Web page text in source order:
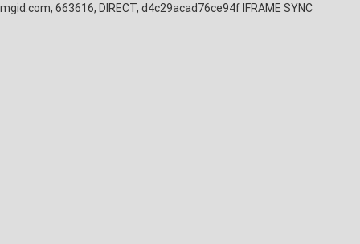
mgid.com, 663616, DIRECT, d4c29acad76ce94f IFRAME SYNC